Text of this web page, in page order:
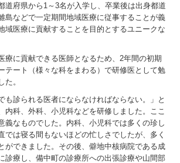
道府県から1～3名が入学し、卒業後は出身都道
島などで一定期間地域医療に従事することが義
域医療に貢献することを目的とするユニークな
療に貢献できる医師となるため、2年間の初期
テート（様々な科をまわる）で研修医として勉
た。
も診られる医者にならなければならない。」と
内科、外科、小児科などを研修しました。ここ
義なものでした。内科、小児科では多くの珍し
では寝る間もないほどの忙しさでしたが、多く
ができました。その後、僻地中核病院である成
診療し、備中町の診療所への出張診療や山間部